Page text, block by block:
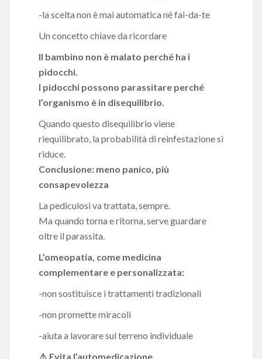
-la scelta non è mai automatica né fai-da-te
Un concetto chiave da ricordare
Il bambino non è malato perché ha i
pidocchi.
I pidocchi possono parassitare perché
l’organismo è in disequilibrio.
Quando questo disequilibrio viene
riequilibrato, la probabilità di reinfestazione si
riduce.
Conclusione: meno panico, più
consapevolezza
La pediculosi va trattata, sempre.
Ma quando torna e ritorna, serve guardare
oltre il parassita.
L’omeopatia, come medicina
complementare e personalizzata:
-non sostituisce i trattamenti tradizionali
-non promette miracoli
-aiuta a lavorare sul terreno individuale
⚠️ Evita l’automedicazione.